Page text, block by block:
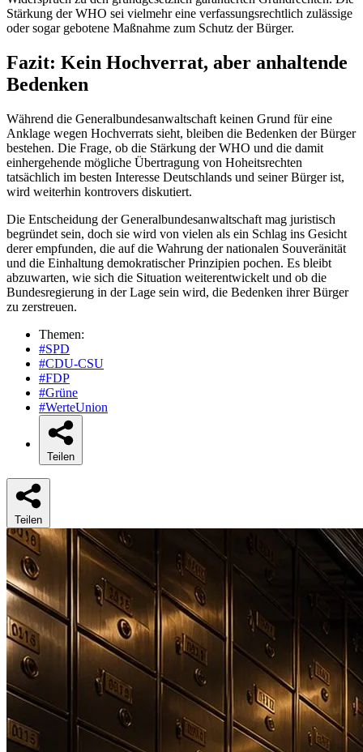
Stärkung der WHO sei vielmehr eine verfassungsrechtlich zulässige
oder sogar gebotene Maßnahme zum Schutz der Bürger.
Fazit: Kein Hochverrat, aber anhaltende
Bedenken
Während die Generalbundesanwaltschaft keinen Grund für eine
Anklage wegen Hochverrats sieht, bleiben die Bedenken der Bürger
bestehen. Die Frage, ob die Stärkung der WHO und die damit
einhergehende mögliche Übertragung von Hoheitsrechten
tatsächlich im besten Interesse Deutschlands und seiner Bürger ist,
wird weiterhin kontrovers diskutiert.
Die Entscheidung der Generalbundesanwaltschaft mag juristisch
begründet sein, doch sie wird von vielen als ein Schlag ins Gesicht
derer empfunden, die auf die Wahrung der nationalen Souveränität
und die Einhaltung demokratischer Prinzipien pochen. Es bleibt
abzuwarten, wie sich die Situation weiterentwickelt und ob die
Bundesregierung in der Lage sein wird, die Bedenken ihrer Bürger
zu zerstreuen.
Themen:
#SPD
#CDU-CSU
#FDP
#Grüne
#WerteUnion
Teilen
Teilen